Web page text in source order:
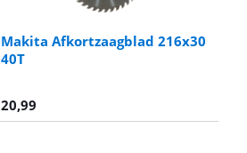
Makita Afkortzaagblad 216x30
40T
20,99